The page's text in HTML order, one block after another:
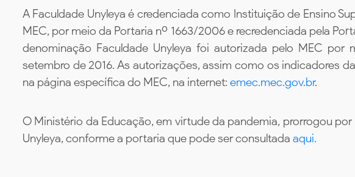
A Faculdade Unyleya é credenciada como Instituição de Ensino
MEC, por meio da Portaria nº 1663/2006 e recredenciada pela
denominação Faculdade Unyleya foi autorizada pelo MEC
setembro de 2016. As autorizações, assim como os indicadores
na página específica do MEC, na internet: emec.mec.gov.br.
O Ministério da Educação, em virtude da pandemia, prorrogou
Unyleya, conforme a portaria que pode ser consultada aqui.